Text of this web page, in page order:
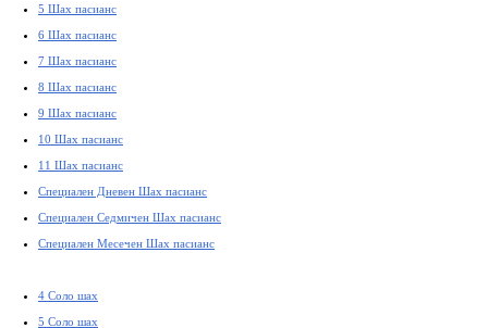
5 Шах пасианс
6 Шах пасианс
7 Шах пасианс
8 Шах пасианс
9 Шах пасианс
10 Шах пасианс
11 Шах пасианс
Специален Дневен Шах пасианс
Специален Седмичен Шах пасианс
Специален Месечен Шах пасианс
4 Соло шах
5 Соло шах